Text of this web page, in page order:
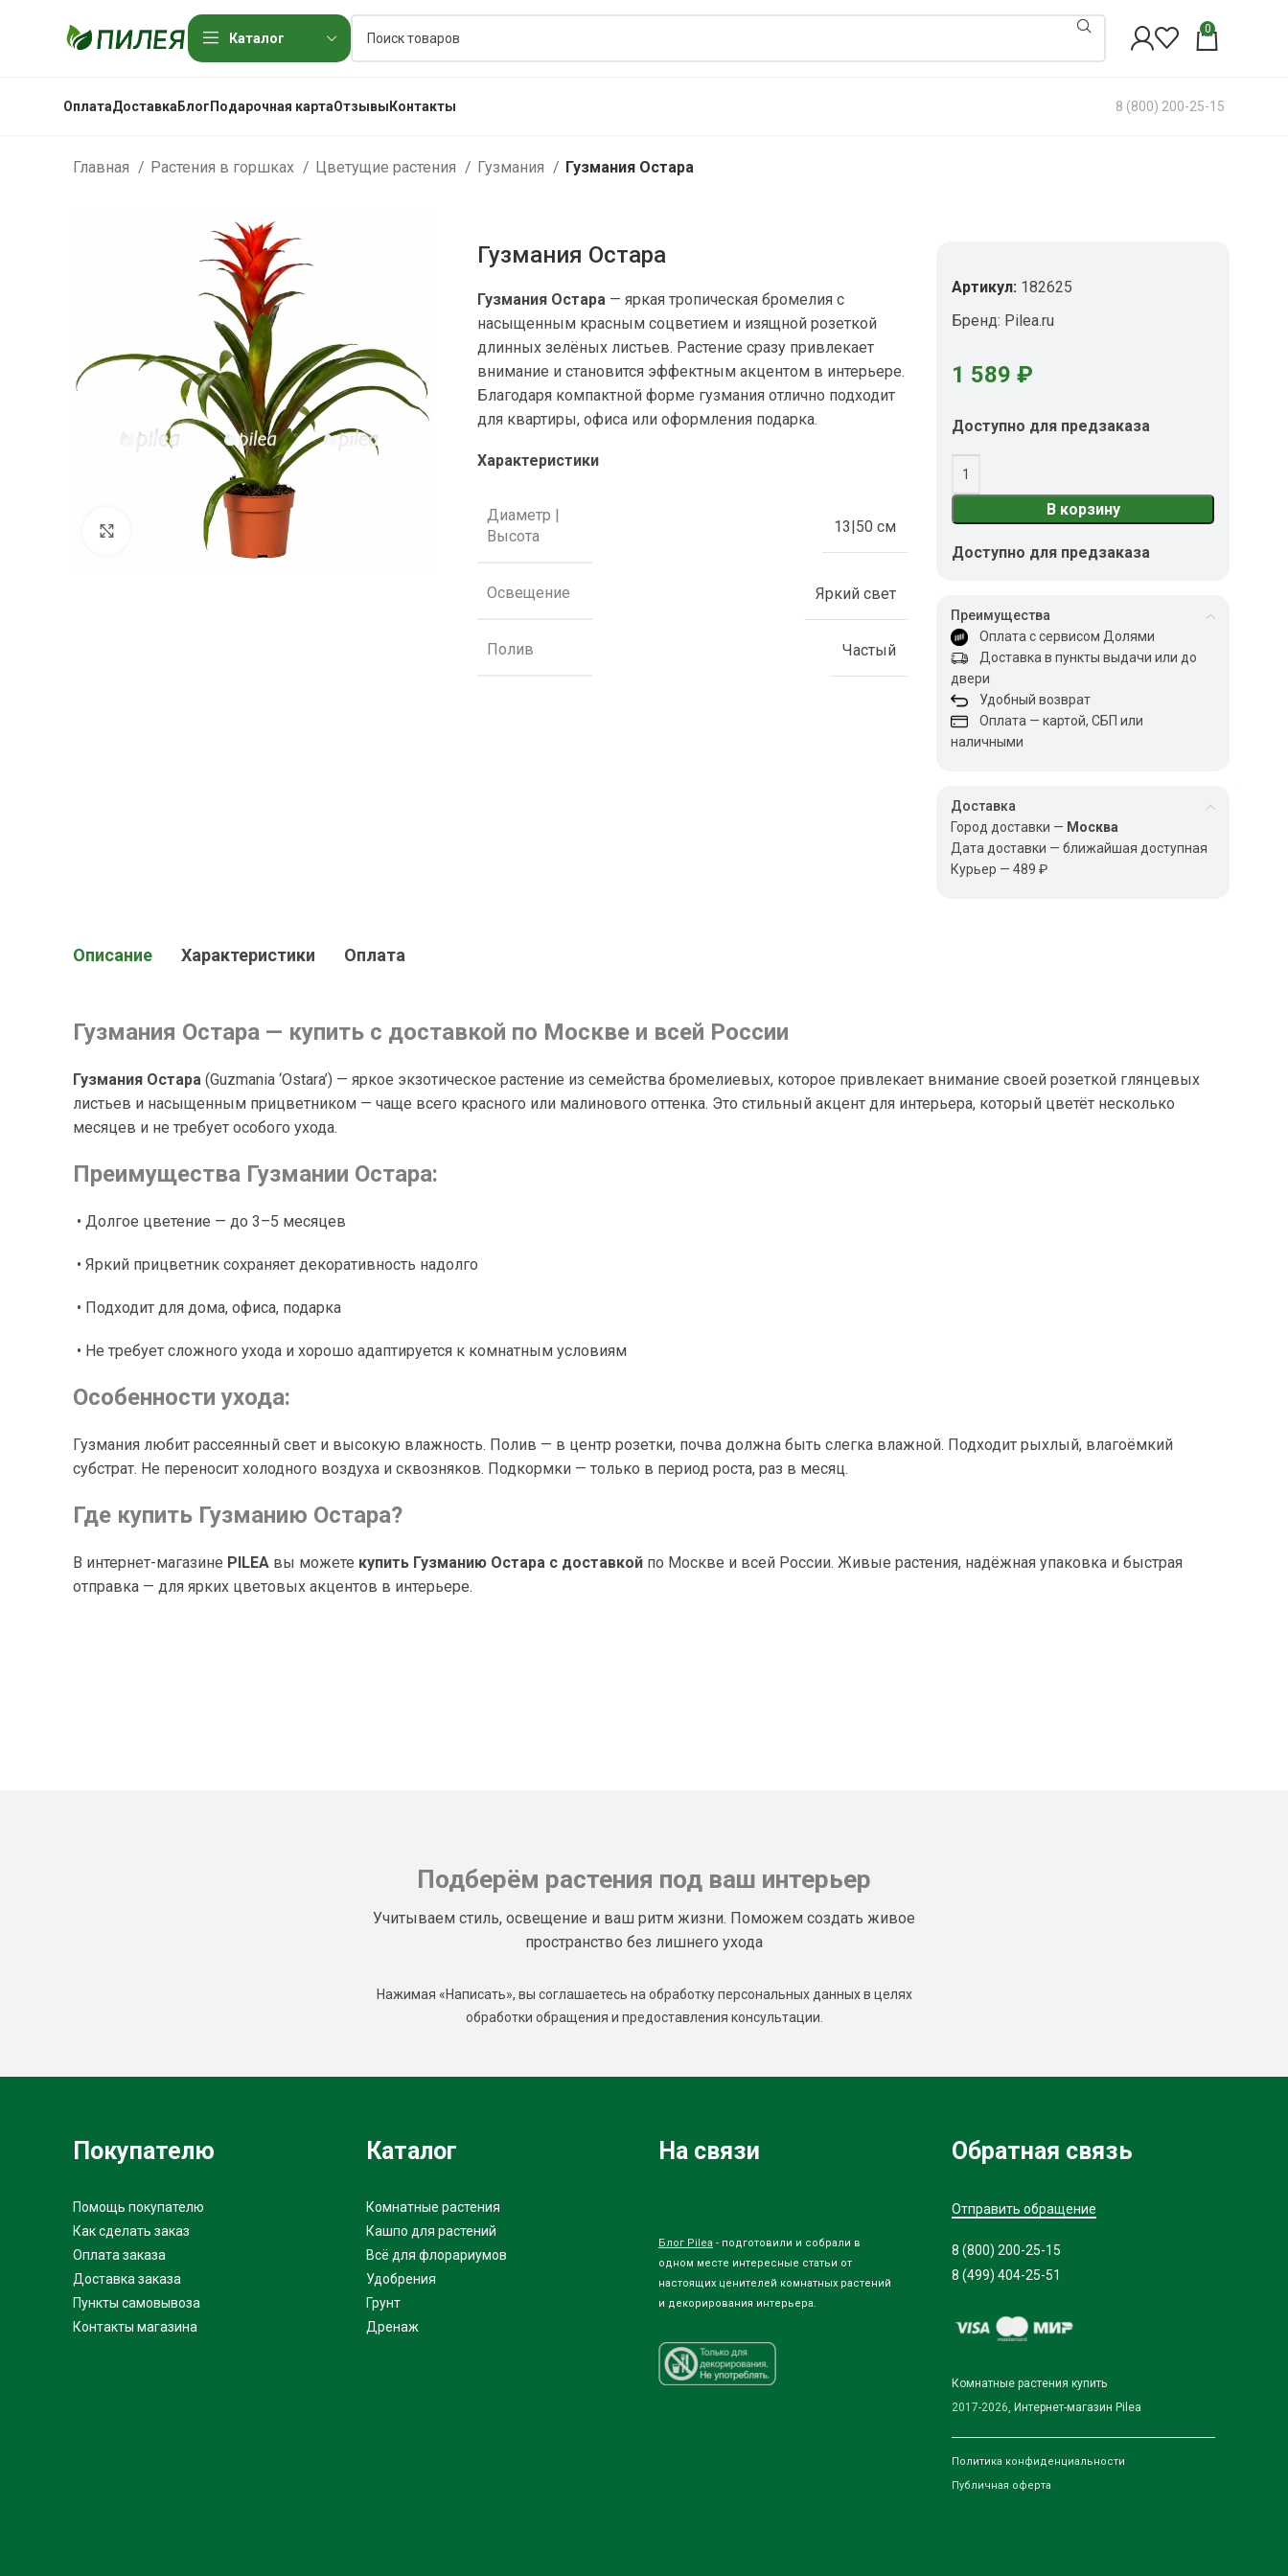
Каталог
0
ОплатаДоставка Блог Подарочная картаОтзывы Контакты 8 (800) 200-25-15
Главная Растения в горшках Цветущие растения Гузмания Гузмания Остара
Нажмите, чтобы увеличить
Гузмания Остара
Гузмания Остара — яркая тропическая бромелия с
насыщенным красным соцветием и изящной розеткой
длинных зелёных листьев. Растение сразу привлекает
внимание и становится эффектным акцентом в интерьере.
Благодаря компактной форме гузмания отлично подходит
для квартиры, офиса или оформления подарка.
Характеристики
Диаметр |
Высота
13|50 см
Освещение Яркий свет
Полив Частый
Артикул: 182625
Бренд: Pilea.ru
1 589₽
Доступно для предзаказа
В корзину
Доступно для предзаказа
Преимущества
Оплата с сервисом Долями
Доставка в пункты выдачи или до
двери
Удобный возврат
Оплата — картой, СБП или
наличными
Доставка
Город доставки — Москва
Дата доставки — ближайшая доступная
Курьер — 489 ₽
Описание Характеристики Оплата
Гузмания Остара — купить с доставкой по Москве и всей России
Гузмания Остара (Guzmania ‘Ostara’) — яркое экзотическое растение из семейства бромелиевых, которое привлекает внимание своей розеткой глянцевых
листьев и насыщенным прицветником — чаще всего красного или малинового оттенка. Это стильный акцент для интерьера, который цветёт несколько
месяцев и не требует особого ухода.
Преимущества Гузмании Остара:
• Долгое цветение — до 3–5 месяцев
• Яркий прицветник сохраняет декоративность надолго
• Подходит для дома, офиса, подарка
• Не требует сложного ухода и хорошо адаптируется к комнатным условиям
Особенности ухода:
Гузмания любит рассеянный свет и высокую влажность. Полив — в центр розетки, почва должна быть слегка влажной. Подходит рыхлый, влагоёмкий
субстрат. Не переносит холодного воздуха и сквозняков. Подкормки — только в период роста, раз в месяц.
Где купить Гузманию Остара?
В интернет-магазине PILEA вы можете купить Гузманию Остара с доставкой по Москве и всей России. Живые растения, надёжная упаковка и быстрая
отправка — для ярких цветовых акцентов в интерьере.
Подберём растения под ваш интерьер
Учитываем стиль, освещение и ваш ритм жизни. Поможем создать живое
пространство без лишнего ухода
Нажимая «Написать», вы соглашаетесь на обработку персональных данных в целях
обработки обращения и предоставления консультации.
Покупателю
Помощь покупателю
Как сделать заказ
Оплата заказа
Доставка заказа
Пункты самовывоза
Контакты магазина
Каталог
Комнатные растения
Кашпо для растений
Всё для флорариумов
Удобрения
Грунт
Дренаж
На связи
Блог Pilea - подготовили и собрали в
одном месте интересные статьи от
настоящих ценителей комнатных растений
и декорирования интерьера.
Обратная связь
Отправить обращение
8 (800) 200-25-15
8 (499) 404-25-51
Комнатные растения купить
2017-2026, Интернет-магазин Pilea
Политика конфиденциальности
Публичная оферта